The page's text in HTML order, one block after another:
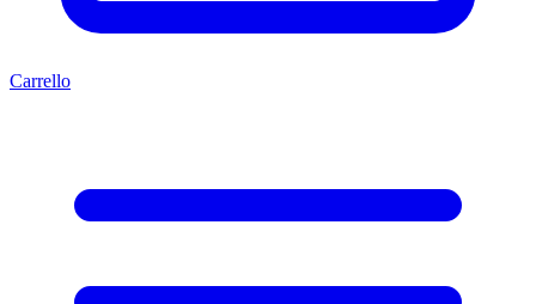
Carrello